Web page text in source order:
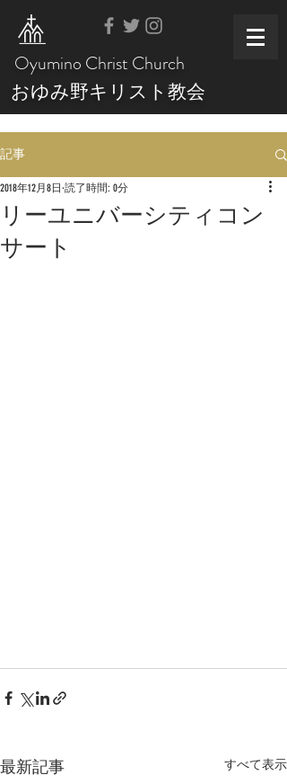
Oyumino Christ Church
おゆみ野キリスト教会
記事
リーユニバーシティコン
サート
2018年12月8日 読了時間: 0分
最新記事 すべて表示